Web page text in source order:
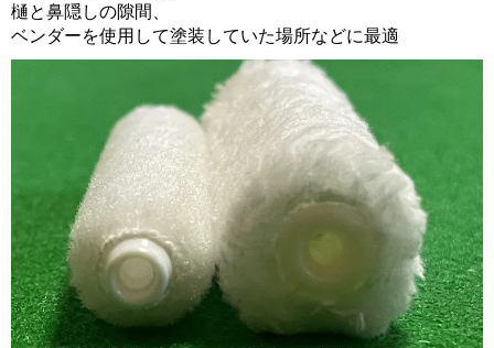
樋と鼻隠しの隙間、
ベンダーを使用して塗装していた場所などに最適